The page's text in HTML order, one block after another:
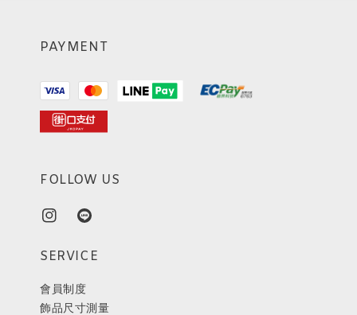
PAYMENT
FOLLOW US
SERVICE
會員制度
飾品尺寸測量